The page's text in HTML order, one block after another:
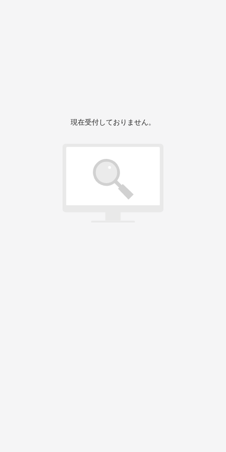
現在受付しておりません。